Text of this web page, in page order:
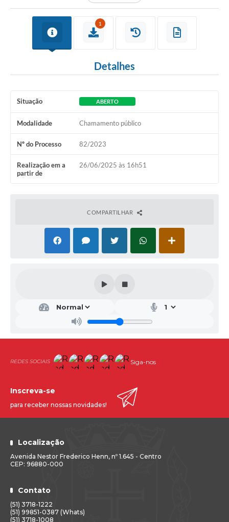
1
Detalhes
Situação ABERTO
Modalidade Chamamento público
Nº do Processo 82/2023
Realização em a
partir de
26/06/2025 às 16h51
COMPARTILHAR
Siga-nos
Localização
Avenida Nestor Frederico Henn, nº 1.645 - Centro
CEP: 96880-000
Contato
(51) 3718-1222
(51) 99851-0387 (Whats)
(51) 3718-1008
Inscreva-se
para receber nossas novidades!